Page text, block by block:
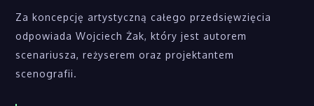
Za koncepcję artystyczną całego przedsięwzięcia
odpowiada Wojciech Żak, który jest autorem
scenariusza, reżyserem oraz projektantem
scenografii.